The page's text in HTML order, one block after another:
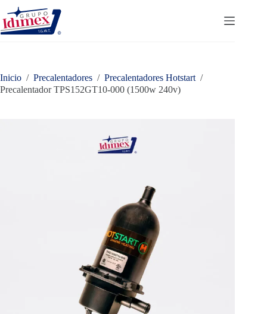
Saltar
contenido
Inicio / Precalentadores / Precalentadores Hotstart /
Precalentador TPS152GT10-000 (1500w 240v)